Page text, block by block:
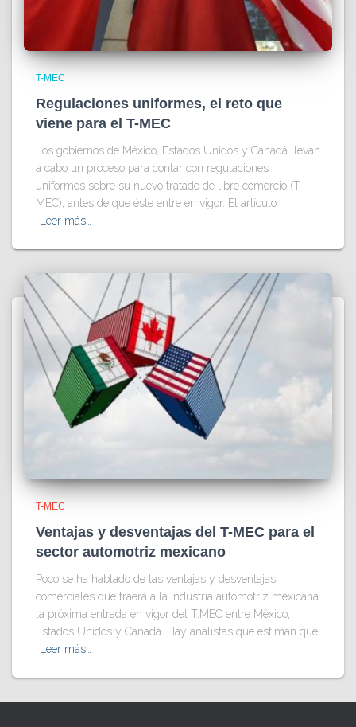
T-MEC
Regulaciones uniformes, el reto que
viene para el T-MEC
Los gobiernos de México, Estados Unidos y Canadá llevan
a cabo un proceso para contar con regulaciones
uniformes sobre su nuevo tratado de libre comercio (T-
MEC), antes de que éste entre en vigor. El artículo
Leer más…
T-MEC
Ventajas y desventajas del T-MEC para el
sector automotriz mexicano
Poco se ha hablado de las ventajas y desventajas
comerciales que traerá a la industria automotriz mexicana
la próxima entrada en vigor del T.MEC entre México,
Estados Unidos y Canadá. Hay analistas que estiman que
Leer más…